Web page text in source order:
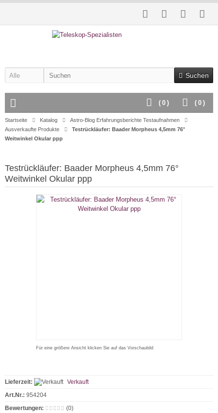
Suchen
( 0 )
( 0 )
Startseite Katalog
Astro-Blog Erfahrungsberichte Testaufnahmen
Ausverkaufte Produkte
Testrückläufer: Baader Morpheus 4,5mm 76°
Weitwinkel Okular ppp
Testrückläufer: Baader Morpheus 4,5mm 76°
Weitwinkel Okular ppp
Für eine größere Ansicht klicken Sie auf das Vorschaubild
Lieferzeit:
Verkauft
Art.Nr.: 954204
Bewertungen:
(0)